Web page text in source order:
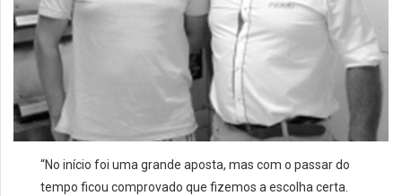
“No início foi uma grande aposta, mas com o passar do
tempo ficou comprovado que fizemos a escolha certa.